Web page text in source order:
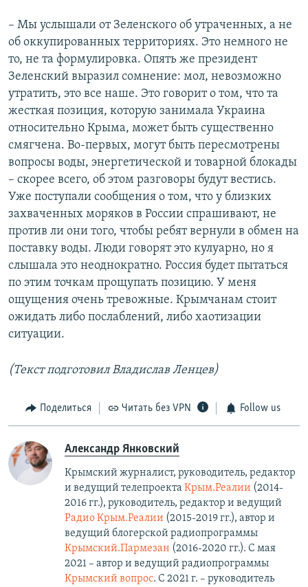
– Мы услышали от Зеленского об утраченных, а не
об оккупированных территориях. Это немного не
то, не та формулировка. Опять же президент
Зеленский выразил сомнение: мол, невозможно
утратить, это все наше. Это говорит о том, что та
жесткая позиция, которую занимала Украина
относительно Крыма, может быть существенно
смягчена. Во-первых, могут быть пересмотрены
вопросы воды, энергетической и товарной блокады
– скорее всего, об этом разговоры будут вестись.
Уже поступали сообщения о том, что у близких
захваченных моряков в России спрашивают, не
против ли они того, чтобы ребят вернули в обмен на
поставку воды. Люди говорят это кулуарно, но я
слышала это неоднократно. Россия будет пытаться
по этим точкам прощупать позицию. У меня
ощущения очень тревожные. Крымчанам стоит
ожидать либо послаблений, либо хаотизации
ситуации.
(Текст подготовил Владислав Ленцев)
Поделиться Читать без VPN Follow us
Александр Янковский
Крымский журналист, руководитель, редактор
и ведущий телепроекта Крым.Реалии (2014-
2016 гг.), руководитель, редактор и ведущий
Радио Крым.Реалии (2015-2019 гг.), автор и
ведущий блогерской радиопрограммы
Крымский.Пармезан (2016-2020 гг.)​. С мая
2021 – автор и ведущий радиопрограммы
Крымский вопрос. С 2021 г. – руководитель